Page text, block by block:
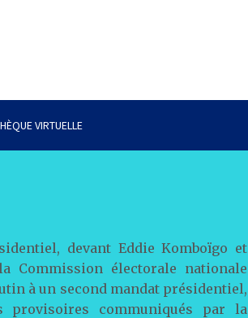
VIRTUELLE
devant Eddie Komboïgo et
Commission électorale nationale
à un second mandat présidentiel,
provisoires communiqués par la